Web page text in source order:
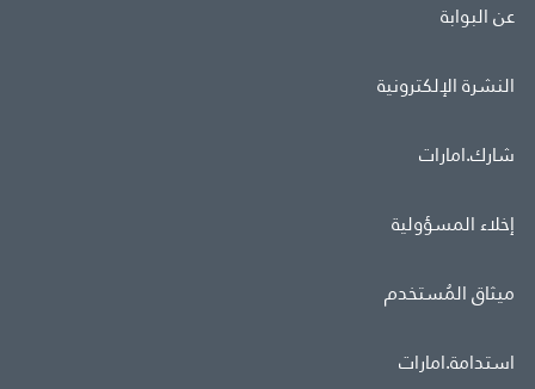
عن البوابة
النشرة الإلكترونية
شارك.امارات
إخلاء المسؤولية
ميثاق المُستخدم
استدامة.امارات